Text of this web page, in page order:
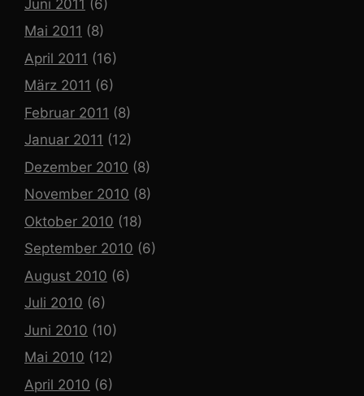
Juni 2011 (6)
Mai 2011 (8)
April 2011 (16)
März 2011 (6)
Februar 2011 (8)
Januar 2011 (12)
Dezember 2010 (8)
November 2010 (8)
Oktober 2010 (18)
September 2010 (6)
August 2010 (6)
Juli 2010 (6)
Juni 2010 (10)
Mai 2010 (12)
April 2010 (6)